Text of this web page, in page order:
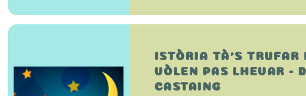
ISTÒRIA TÀ'S TRUFAR
VÒLEN PAS LHEVAR -
CASTAING